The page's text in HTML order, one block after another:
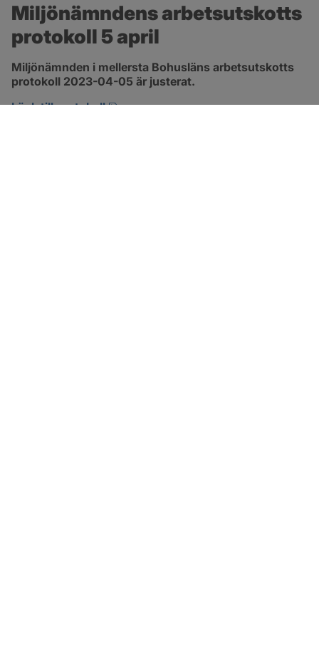
Miljönämndens arbetsutskotts
protokoll 5 april
Miljönämnden i mellersta Bohusläns arbetsutskotts
protokoll 2023-04-05 är justerat.
Länk till protokoll
pdf, 257.8 kB, öppnas i nytt fönster.